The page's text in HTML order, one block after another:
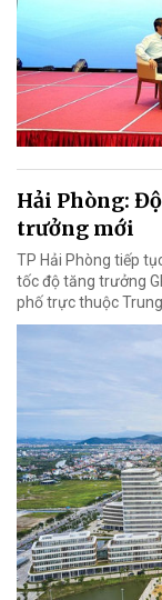
Hải Phòng:
trưởng mới
TP Hải Phòng tiếp
tốc độ tăng trưởng
phố trực thuộc